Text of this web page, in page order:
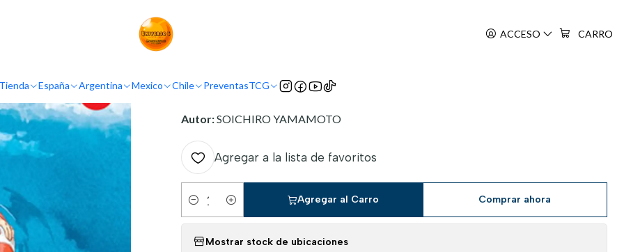
ACCESO CARRO
Tienda España Argentina Mexico Chile PreventasTCG
Nombre original:Karakai Jōzu No Takagi-San
Autor:SOICHIRO YAMAMOTO
Agregar a la lista de favoritos
Cantidad
Agregar al Carro Comprar ahora
Mostrar stock de ubicaciones